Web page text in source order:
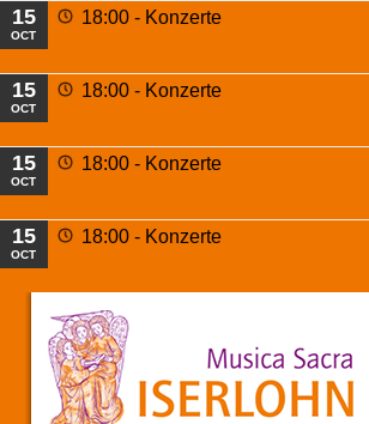
15
OCT
18:00 - Konzerte
15
OCT
18:00 - Konzerte
15
OCT
18:00 - Konzerte
15
OCT
18:00 - Konzerte